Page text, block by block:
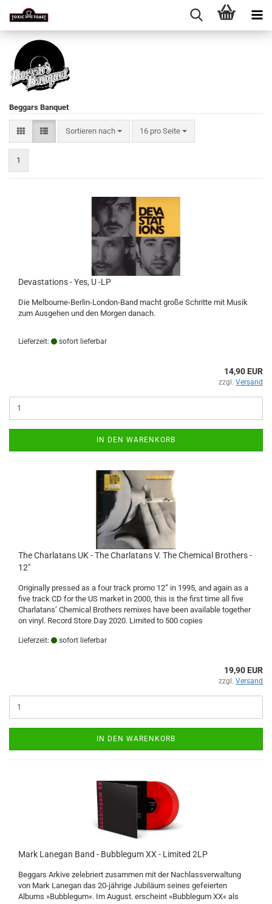
Beggars Banquet
Sortieren nach
Sortieren nach 16 pro Seite
pro Seite
1
Devastations - Yes, U -LP
Die Melbourne-Berlin-London-Band macht große Schritte mit Musik
zum Ausgehen und den Morgen danach.
Lieferzeit: sofort lieferbar
14,90 EUR
zzgl. Versand
IN DEN WARENKORB
The Charlatans UK - The Charlatans V. The Chemical Brothers -
12"
Originally pressed as a four track promo 12” in 1995, and again as a
five track CD for the US market in 2000, this is the first time all five
Charlatans’ Chemical Brothers remixes have been available together
on vinyl. Record Store Day 2020. Limited to 500 copies
Lieferzeit: sofort lieferbar
19,90 EUR
zzgl. Versand
IN DEN WARENKORB
Mark Lanegan Band - Bubblegum XX - Limited 2LP
Beggars Arkive zelebriert zusammen mit der Nachlassverwaltung
von Mark Lanegan das 20-jährige Jubiläum seines gefeierten
Albums »Bubblegum«. Im August. erscheint »Bubblegum XX« als